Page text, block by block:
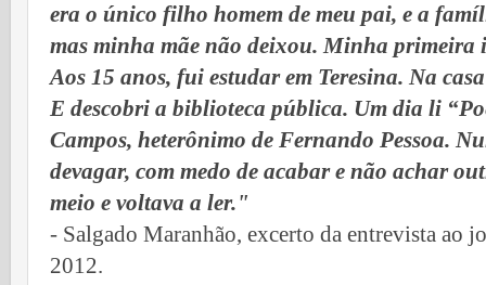
era o único filho homem de meu pai, e a
mas minha mãe não deixou. Minha primeira
Aos 15 anos, fui estudar em Teresina. Na
E descobri a biblioteca pública. Um dia li
Campos, heterônimo de Fernando Pessoa.
devagar, com medo de acabar e não achar
meio e voltava a ler."
- Salgado Maranhão, excerto da entrevista ao
2012.